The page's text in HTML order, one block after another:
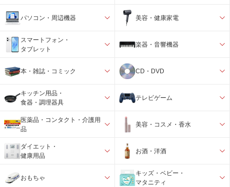
パソコン・周辺機器 美容・健康家電
スマートフォン・
タブレット
楽器・音響機器
本・雑誌・コミック CD・DVD
キッチン用品・
食器・調理器具
テレビゲーム
医薬品・コンタクト・介護用
品
美容・コスメ・香水
ダイエット・
健康用品
お酒・洋酒
おもちゃ
キッズ・ベビー・
マタニティ